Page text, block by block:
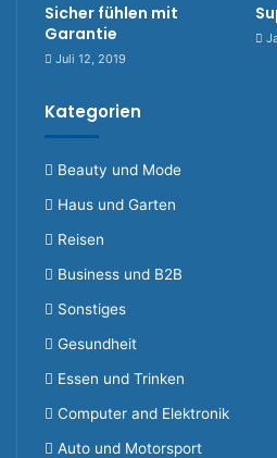
Sicher fühlen mit
Garantie
Juli 12, 2019
Kategorien
Beauty und Mode
Haus und Garten
Reisen
Business und B2B
Sonstiges
Gesundheit
Essen und Trinken
Computer and Elektronik
Auto und Motorsport